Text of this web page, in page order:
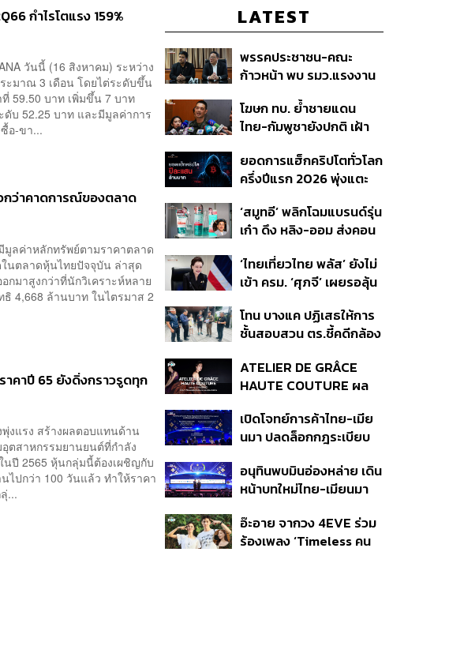
กำไรโตแรง 159%
วันนี้ (16 สิงหาคม) ระหว่าง
ะมาณ 3 เดือน โดยไต่ระดับขึ้น
59.50 บาท เพิ่มขึ้น 7 บาท
บ 52.25 บาท และมีมูลค่าการ
อ-ขา...
กว่าคาดการณ์ของตลาด
มูลค่าหลักทรัพย์ตามราคาตลาด
ในตลาดหุ้นไทยปัจจุบัน ล่าสุด
กมาสูงกว่าที่นักวิเคราะห์หลาย
4,668 ล้านบาท ในไตรมาส 2
คาปี 65 ยังดิ่งกราวรูดทุก
งแรง สร้างผลตอบแทนด้าน
ตสาหกรรมยานยนต์ที่กำลัง
ปี 2565 หุ้นกลุ่มนี้ต้องเผชิญกับ
ไปกว่า 100 วันแล้ว ทำให้ราคา
...
LATEST
พรรคประชาชน-คณะ
ก้าวหน้า พบ รมว.แรงงาน
เบอร์รีฟินแลนด์
โฆษก ทบ. ย้ำชายแดน
ไทย-กัมพูชายังปกติ เฝ้า
ไม่เสียเปรียบเวทีโลก หลัง
กัมพูชายื่น UN รับรอง
ยอดการแฮ็กคริปโตทั่วโลก
ครึ่งปีแรก 2026 พุ่งแตะ
‘สมูทอี’ พลิกโฉมแบรนด์รุ่น
เก๋า ดึง หลิง-ออม ส่งคอน
สกินแคร์ชะลอตัว
‘ไทยเที่ยวไทย พลัส’ ยังไม่
เข้า ครม. ‘ศุภจี’ เผยรอลุ้น
กระจุกตัว
โทน บางแค ปฏิเสธให้การ
ชั้นสอบสวน ตร.ชี้คดีกล้อง
40 ราย ไม่เกี่ยวคดีมาดาม
เก่ง
ATELIER DE GRÂCE
HAUTE COUTURE ผล
ดีไซเนอร์ระดับตำนานของ
ประเทศไทย
เปิดโจทย์การค้าไทย-เมีย
นมา ปลดล็อกกฎระเบียบ
มั่นนักลงทุน ทำอย่างไร?
อนุทินพบมินอ่องหล่าย เดิน
หน้าบทใหม่ไทย-เมียนมา
การค้า-การลงทุน
อ๊ะอาย จากวง 4EVE ร่วม
ร้องเพลง ‘Timeless คน